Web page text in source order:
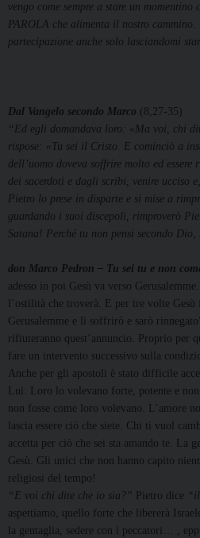
vengo come sempre a stare un
PAROLA che alimenta il nostro
partecipazione anche solo lasciandomi
Dal Vangelo secondo Marco (8,27-35)
“Ed egli domandava loro: «Ma voi, chi
rispose: «Tu sei il Cristo. E cominciò a
dell’uomo doveva soffrire molto ed
dei sacerdoti e dagli scribi, venire ucciso
Pietro lo prese in disparte e si mise a
guardando i suoi discepoli, rimproverò
Satana! Perché tu non pensi secondo
don Marco Pedron – Tu sei tu e non
adesso in poi Gesù va verso
l’ostilità che troverà. E per tre volte Gesù
Gerusalemme e lì soffrirò e sarò
rifiuteranno quest’annuncio. Proprio per
fare un intervento successivo sulla
Anche per gli apostoli è stato difficile
Lui. Loro lo volevano forte, potente e
non fosse come loro volevano. L’amore
lascia essere ciò che siete. Chi ti vuol
accetta per ciò che sei sta amando te. La
Gesù. Gli unici che non hanno capito
religiosi del tempo!
“E voi chi dite che io sia?”
Pietro dice
aspettiamo, quello forte che libererà
la gentaglia, sedere con i peccatori… ,